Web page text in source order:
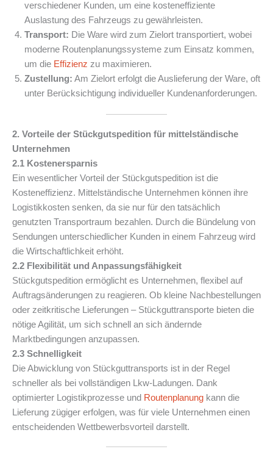
verschiedener Kunden, um eine kosteneffiziente
Auslastung des Fahrzeugs zu gewährleisten.
Transport: Die Ware wird zum Zielort transportiert, wobei
moderne Routenplanungssysteme zum Einsatz kommen,
um die Effizienz zu maximieren.
Zustellung: Am Zielort erfolgt die Auslieferung der Ware, oft
unter Berücksichtigung individueller Kundenanforderungen.
2. Vorteile der Stückgutspedition für mittelständische
Unternehmen
2.1 Kostenersparnis
Ein wesentlicher Vorteil der Stückgutspedition ist die
Kosteneffizienz. Mittelständische Unternehmen können ihre
Logistikkosten senken, da sie nur für den tatsächlich
genutzten Transportraum bezahlen. Durch die Bündelung von
Sendungen unterschiedlicher Kunden in einem Fahrzeug wird
die Wirtschaftlichkeit erhöht.
2.2 Flexibilität und Anpassungsfähigkeit
Stückgutspedition ermöglicht es Unternehmen, flexibel auf
Auftragsänderungen zu reagieren. Ob kleine Nachbestellungen
oder zeitkritische Lieferungen – Stückguttransporte bieten die
nötige Agilität, um sich schnell an sich ändernde
Marktbedingungen anzupassen.
2.3 Schnelligkeit
Die Abwicklung von Stückguttransports ist in der Regel
schneller als bei vollständigen Lkw-Ladungen. Dank
optimierter Logistikprozesse und Routenplanung kann die
Lieferung zügiger erfolgen, was für viele Unternehmen einen
entscheidenden Wettbewerbsvorteil darstellt.